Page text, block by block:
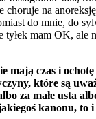
na
do mnie, do
mam OK, ale
mają czas i
które są
za małe usta
kanonu,